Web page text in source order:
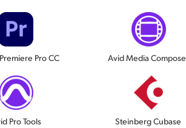
Pro CC Avid Media
Pro Tools Steinberg Cubase